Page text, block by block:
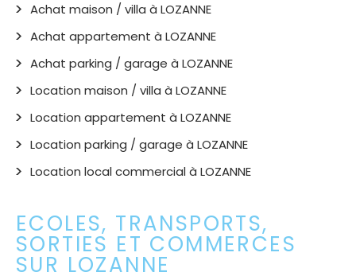
Achat maison / villa à LOZANNE
Achat appartement à LOZANNE
Achat parking / garage à LOZANNE
Location maison / villa à LOZANNE
Location appartement à LOZANNE
Location parking / garage à LOZANNE
Location local commercial à LOZANNE
ECOLES, TRANSPORTS,
SORTIES ET COMMERCES
SUR LOZANNE